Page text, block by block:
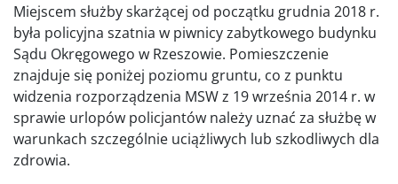
Miejscem służby skarżącej od początku grudnia 2018 r.
była policyjna szatnia w piwnicy zabytkowego budynku
Sądu Okręgowego w Rzeszowie. Pomieszczenie
znajduje się poniżej poziomu gruntu, co z punktu
widzenia rozporządzenia MSW z 19 września 2014 r. w
sprawie urlopów policjantów należy uznać za służbę w
warunkach szczególnie uciążliwych lub szkodliwych dla
zdrowia.